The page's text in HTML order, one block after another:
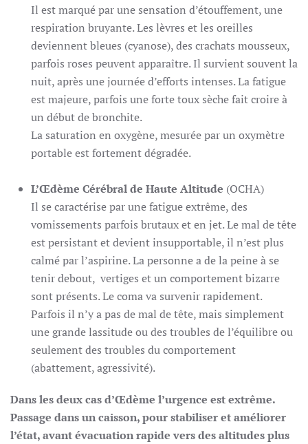
Il est marqué par une sensation d’étouffement, une
respiration bruyante. Les lèvres et les oreilles
deviennent bleues (cyanose), des crachats mousseux,
parfois roses peuvent apparaître. Il survient souvent la
nuit, après une journée d’efforts intenses. La fatigue
est majeure, parfois une forte toux sèche fait croire à
un début de bronchite.
La saturation en oxygène, mesurée par un oxymètre
portable est fortement dégradée.
L’Œdème Cérébral de Haute Altitude (OCHA)
Il se caractérise par une fatigue extrême, des
vomissements parfois brutaux et en jet. Le mal de tête
est persistant et devient insupportable, il n’est plus
calmé par l’aspirine. La personne a de la peine à se
tenir debout, vertiges et un comportement bizarre
sont présents. Le coma va survenir rapidement.
Parfois il n’y a pas de mal de tête, mais simplement
une grande lassitude ou des troubles de l’équilibre ou
seulement des troubles du comportement
(abattement, agressivité).
Dans les deux cas d’Œdème l’urgence est extrême.
Passage dans un caisson, pour stabiliser et améliorer
l’état, avant évacuation rapide vers des altitudes plus